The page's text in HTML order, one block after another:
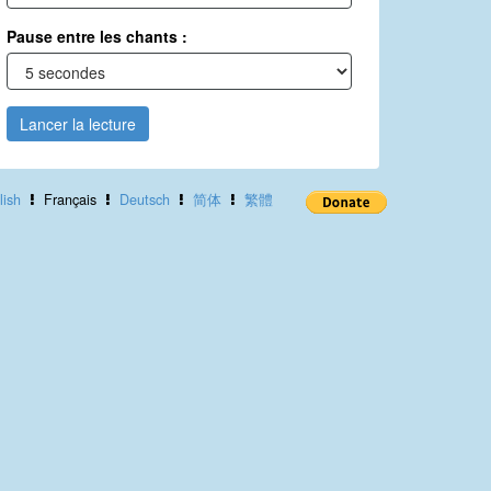
Pause entre les chants :
Lancer la lecture
Français Deutsch 简体 繁體